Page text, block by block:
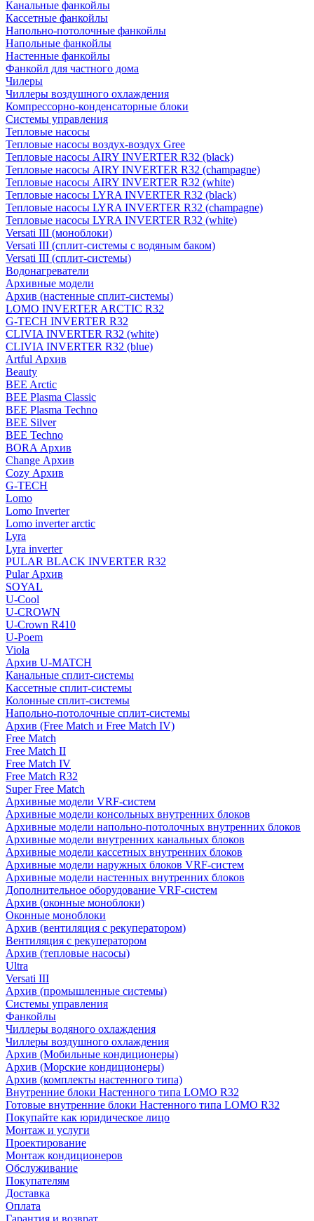
Канальные фанкойлы
Кассетные фанкойлы
Напольно-потолочные фанкойлы
Напольные фанкойлы
Настенные фанкойлы
Фанкойл для частного дома
Чилеры
Чиллеры воздушного охлаждения
Компрессорно-конденсаторные блоки
Системы управления
Тепловые насосы
Тепловые насосы воздух-воздух Gree
Тепловые насосы AIRY INVERTER R32 (black)
Тепловые насосы AIRY INVERTER R32 (champagne)
Тепловые насосы AIRY INVERTER R32 (white)
Тепловые насосы LYRA INVERTER R32 (black)
Тепловые насосы LYRA INVERTER R32 (champagne)
Тепловые насосы LYRA INVERTER R32 (white)
Versati III (моноблоки)
Versati III (сплит-системы с водяным баком)
Versati III (сплит-системы)
Водонагреватели
Архивные модели
Архив (настенные сплит-системы)
LOMO INVERTER ARCTIC R32
G-TECH INVERTER R32
CLIVIA INVERTER R32 (white)
CLIVIA INVERTER R32 (blue)
Artful Архив
Beauty
BEE Arctic
BEE Plasma Classic
BEE Plasma Techno
BEE Silver
BEE Techno
BORA Архив
Change Архив
Cozy Архив
G-TECH
Lomo
Lomo Inverter
Lomo inverter arctic
Lyra
Lyra inverter
PULAR BLACK INVERTER R32
Pular Архив
SOYAL
U-Cool
U-CROWN
U-Crown R410
U-Poem
Viola
Архив U-MATCH
Канальные сплит-системы
Кассетные сплит-системы
Колонные сплит-системы
Напольно-потолочные сплит-системы
Архив (Free Match и Free Match IV)
Free Match
Free Match II
Free Match IV
Free Match R32
Super Free Match
Архивные модели VRF-систем
Архивные модели консольных внутренних блоков
Архивные модели напольно-потолочных внутренних блоков
Архивные модели внутренних канальных блоков
Архивные модели кассетных внутренних блоков
Архивные модели наружных блоков VRF-систем
Архивные модели настенных внутренних блоков
Дополнительное оборудование VRF-систем
Архив (оконные моноблоки)
Оконные моноблоки
Архив (вентиляция с рекуператором)
Вентиляция с рекуператором
Архив (тепловые насосы)
Ultra
Versati III
Архив (промышленные системы)
Системы управления
Фанкойлы
Чиллеры водяного охлаждения
Чиллеры воздушного охлаждения
Архив (Мобильные кондиционеры)
Архив (Морские кондиционеры)
Архив (комплекты настенного типа)
Внутренние блоки Настенного типа LOMO R32
Готовые внутренние блоки Настенного типа LOMO R32
Покупайте как юридическое лицо
Монтаж и услуги
Проектирование
Монтаж кондиционеров
Обслуживание
Покупателям
Доставка
Оплата
Гарантия и возврат